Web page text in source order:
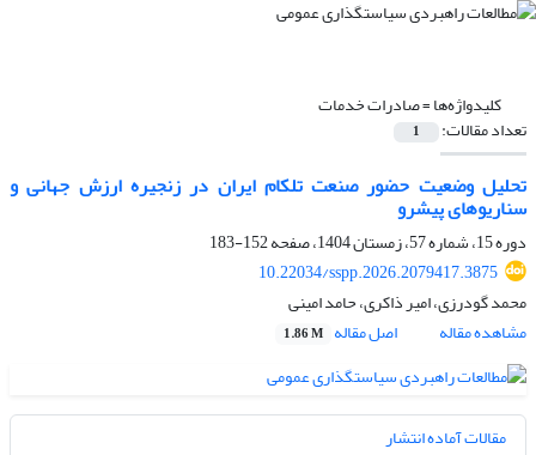
کلیدواژه‌ها =صادرات خدمات
تعداد مقالات: 1
تحلیل وضعیت حضور صنعت تلکام ایران در زنجیره ارزش جهانی و
سناریوهای پیشرو
دوره 15، شماره 57، زمستان 1404، صفحه
152-183
10.22034/sspp.2026.2079417.3875
محمد گودرزی، امیر ذاکری، حامد امینی
مشاهده مقاله
اصل مقاله 1.86 M
مقالات آماده انتشار